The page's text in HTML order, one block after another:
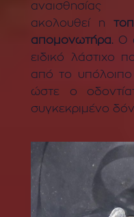
αναισθησίας
ακολουθεί η
απομονωτήρα. Ο
ειδικό λάστιχο
από το υπόλοιπο
ώστε ο
συγκεκριμένο